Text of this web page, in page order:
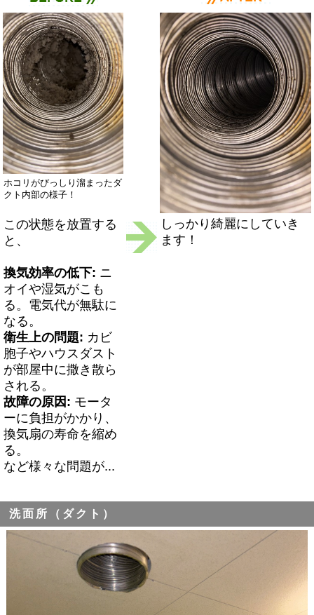
ホコリがびっしり溜まったダ
クト内部の様子！
この状態を放置する
と、
換気効率の低下: ニ
オイや湿気がこも
る。電気代が無駄に
なる。
衛生上の問題: カビ
胞子やハウスダスト
が部屋中に撒き散ら
される。
故障の原因: モータ
ーに負担がかかり、
換気扇の寿命を縮め
る。
など様々な問題が...
しっかり綺麗にしていき
ます！
洗面所（ダクト）